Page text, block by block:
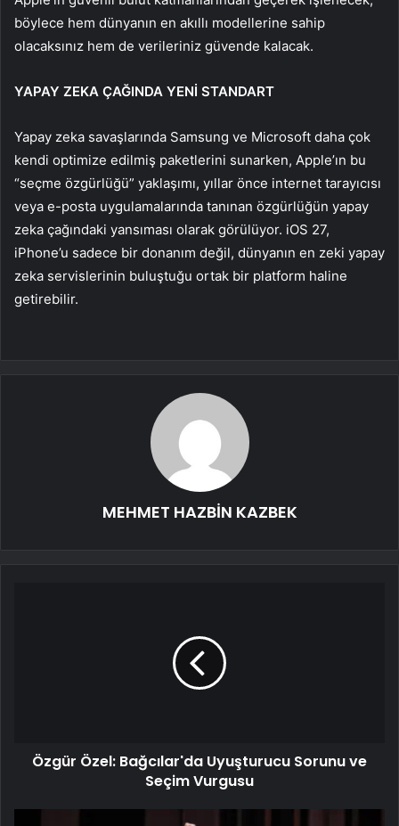
böylece hem dünyanın en akıllı modellerine sahip
olacaksınız hem de verileriniz güvende kalacak.
YAPAY ZEKA ÇAĞINDA YENİ STANDART
Yapay zeka savaşlarında Samsung ve Microsoft daha çok
kendi optimize edilmiş paketlerini sunarken, Apple’ın bu
“seçme özgürlüğü” yaklaşımı, yıllar önce internet tarayıcısı
veya e-posta uygulamalarında tanınan özgürlüğün yapay
zeka çağındaki yansıması olarak görülüyor. iOS 27,
iPhone’u sadece bir donanım değil, dünyanın en zeki yapay
zeka servislerinin buluştuğu ortak bir platform haline
getirebilir.
MEHMET HAZBİN KAZBEK
Özgür Özel: Bağcılar'da Uyuşturucu Sorunu ve
Seçim Vurgusu